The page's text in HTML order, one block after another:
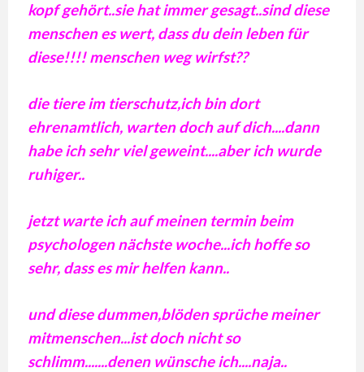
kopf gehört..sie hat immer gesagt..sind diese
menschen es wert, dass du dein leben für
diese!!!! menschen weg wirfst??
die tiere im tierschutz,ich bin dort
ehrenamtlich, warten doch auf dich....dann
habe ich sehr viel geweint....aber ich wurde
ruhiger..
jetzt warte ich auf meinen termin beim
psychologen nächste woche...ich hoffe so
sehr, dass es mir helfen kann..
und diese dummen,blöden sprüche meiner
mitmenschen...ist doch nicht so
schlimm.......denen wünsche ich....naja..